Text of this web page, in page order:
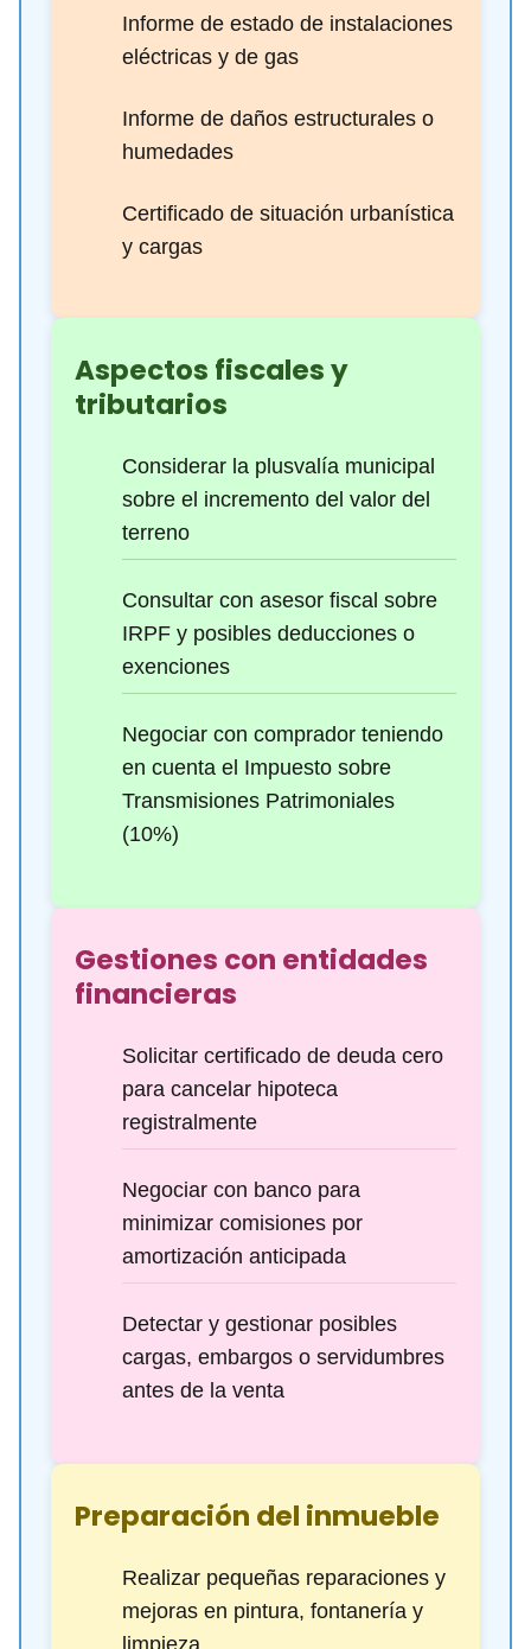
Informe de estado de instalaciones
eléctricas y de gas
Informe de daños estructurales o
humedades
Certificado de situación urbanística
y cargas
Aspectos fiscales y
tributarios
Considerar la plusvalía municipal
sobre el incremento del valor del
terreno
Consultar con asesor fiscal sobre
IRPF y posibles deducciones o
exenciones
Negociar con comprador teniendo
en cuenta el Impuesto sobre
Transmisiones Patrimoniales
(10%)
Gestiones con entidades
financieras
Solicitar certificado de deuda cero
para cancelar hipoteca
registralmente
Negociar con banco para
minimizar comisiones por
amortización anticipada
Detectar y gestionar posibles
cargas, embargos o servidumbres
antes de la venta
Preparación del inmueble
Realizar pequeñas reparaciones y
mejoras en pintura, fontanería y
limpieza